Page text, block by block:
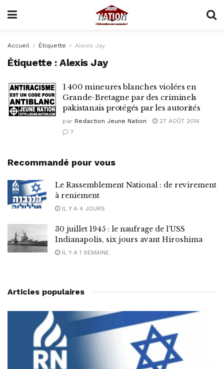
Accueil Étiquette Alexis Jay
Étiquette :Alexis Jay
1 400 mineures blanches violées en
Grande-Bretagne par des criminels
pakistanais protégés par les autorités
par Redaction Jeune Nation
27 AOÛT 2014
7
Recommandé pour vous
Le Rassemblement National : de revirement
à reniement
IL Y A 4 JOURS
30 juillet 1945 : le naufrage de l’USS
Indianapolis, six jours avant Hiroshima
IL Y A 1 SEMAINE
Articles populaires